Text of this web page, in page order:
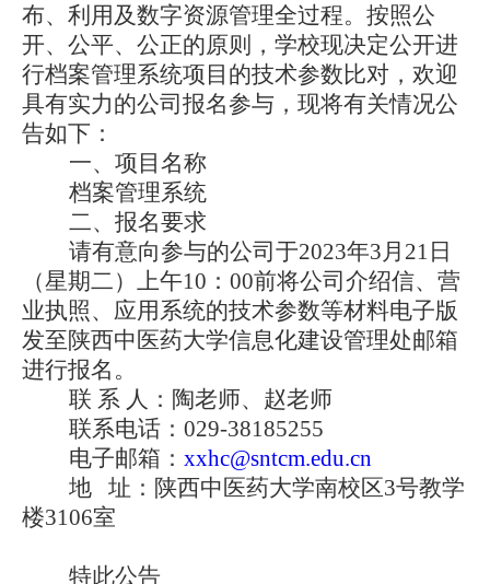
布、利用及数字资源管理全过程。按照公
开、公平、公正的原则，学校现决定公开进
行档案管理系统项目的技术参数比对，欢迎
具有实力的公司报名参与，现将有关情况公
告如下：
一、项目名称
档案管理系统
二、报名要求
请有意向参与的公司于2023年3月 21 日
（星期二）上午10 ： 00前将公司介绍信、营
业执照、应用系统的技术参数等材料电子版
发至陕西中医药大学信息化建设管理处邮箱
进行报名。
联 系 人：陶老师、赵老师
联系电话： 029-38185255
电子邮箱： xxhc@sntcm.edu.cn
地
址：陕西中医药大学南校区3号教学
楼3106室
特此公告